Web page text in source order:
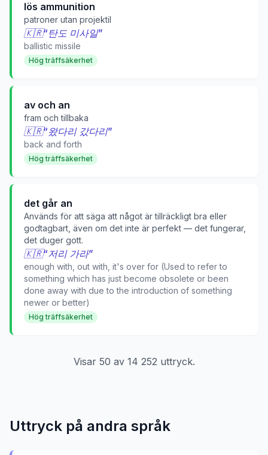
lös ammunition
patroner utan projektil
🇰🇷“탄도 미사일”
ballistic missile
Hög träffsäkerhet
av och an
fram och tillbaka
🇰🇷“왔다리 갔다리”
back and forth
Hög träffsäkerhet
det går an
Används för att säga att något är tillräckligt bra eller
godtagbart, även om det inte är perfekt — det fungerar,
det duger gott.
🇰🇷“저리 가라”
enough with, out with, it's over for (Used to refer to
something which has just become obsolete or been
done away with due to the introduction of something
newer or better)
Hög träffsäkerhet
Visar 50 av 14 252 uttryck.
Uttryck på andra språk